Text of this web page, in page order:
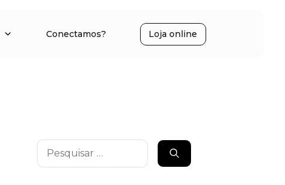
Conectamos? Loja online
Pesquisar
por: